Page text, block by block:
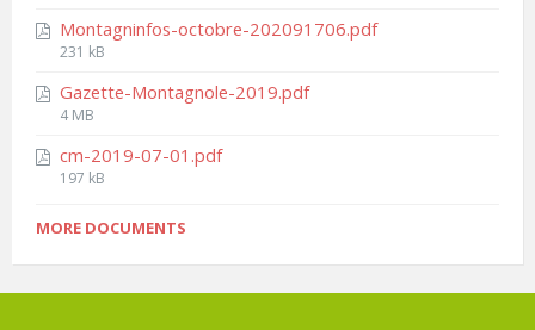
Montagninfos-octobre-202091706.pdf
231 kB
Gazette-Montagnole-2019.pdf
4 MB
cm-2019-07-01.pdf
197 kB
MORE DOCUMENTS